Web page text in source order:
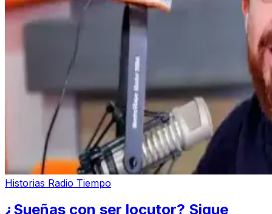
Historias Radio Tiempo
¿Sueñas con ser locutor? Sigue